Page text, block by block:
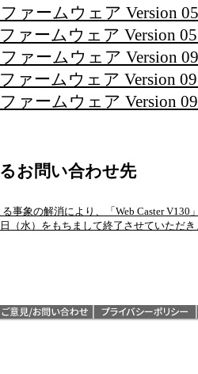
ァームウェア Version
ァームウェア Version
ァームウェア Version
ァームウェア Version
ァームウェア Version
お問い合わせ先
事象の解消により、「Web Caster V130
（水）をもちまして終了させていただき